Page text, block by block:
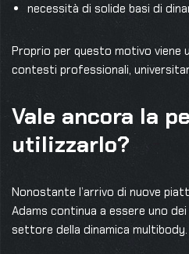
necessità di solide basi di
Proprio per questo motivo
contesti professionali,
Vale ancora la
utilizzarlo?
Nonostante l’arrivo di nuove
Adams continua a essere uno
settore della dinamica multibody.